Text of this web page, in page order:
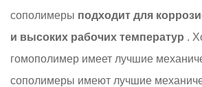
сополимеры подходит для
и высоких рабочих температур .
гомополимер имеет лучшие
сополимеры имеют лучшие